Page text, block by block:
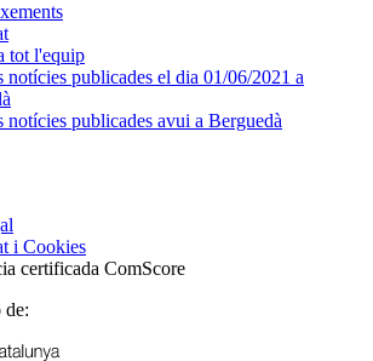
tot l'equip
notícies publicades el dia 01/06/2021 a
notícies publicades avui a Berguedà
i Cookies
certificada ComScore
de: